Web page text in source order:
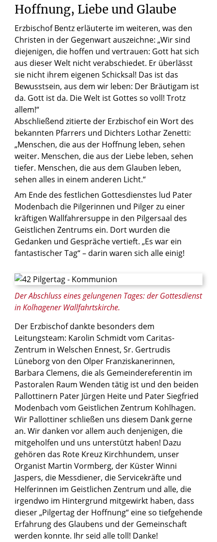
Der Abschluss eines gelungenen Tages: der Gottesdienst
in Kolhagener Wallfahrtskirche.
Hoffnung, Liebe und Glaube
Erzbischof Bentz erläuterte im weiteren, was den
Christen in der Gegenwart auszeichne: „Wir sind
diejenigen, die hoffen und vertrauen: Gott hat sich
aus dieser Welt nicht verabschiedet. Er überlässt
sie nicht ihrem eigenen Schicksal! Das ist das
Bewusstsein, aus dem wir leben: Der Bräutigam ist
da. Gott ist da. Die Welt ist Gottes so voll! Trotz
allem!“
Abschließend zitierte der Erzbischof ein Wort des
bekannten Pfarrers und Dichters Lothar Zenetti:
„Menschen, die aus der Hoffnung leben, sehen
weiter. Menschen, die aus der Liebe leben, sehen
tiefer. Menschen, die aus dem Glauben leben,
sehen alles in einem anderen Licht.“
Am Ende des festlichen Gottesdienstes lud Pater
Modenbach die Pilgerinnen und Pilger zu einer
kräftigen Wallfahrersuppe in den Pilgersaal des
Geistlichen Zentrums ein. Dort wurden die
Gedanken und Gespräche vertieft. „Es war ein
fantastischer Tag“ – darin waren sich alle einig!
Der Erzbischof dankte besonders dem
Leitungsteam: Karolin Schmidt vom Caritas-
Zentrum in Welschen Ennest, Sr. Gertrudis
Lüneborg von den Olper Franziskanerinnen,
Barbara Clemens, die als Gemeindereferentin im
Pastoralen Raum Wenden tätig ist und den beiden
Pallottinern Pater Jürgen Heite und Pater Siegfried
Modenbach vom Geistlichen Zentrum Kohlhagen.
Wir Pallottiner schließen uns diesem Dank gerne
an. Wir danken vor allem auch denjenigen, die
mitgeholfen und uns unterstützt haben! Dazu
gehören das Rote Kreuz Kirchhundem, unser
Organist Martin Vormberg, der Küster Winni
Jaspers, die Messdiener, die Servicekräfte und
Helferinnen im Geistlichen Zentrum und alle, die
irgendwo im Hintergrund mitgewirkt haben, dass
dieser „Pilgertag der Hoffnung“ eine so tiefgehende
Erfahrung des Glaubens und der Gemeinschaft
werden konnte. Ihr seid alle toll! Danke!